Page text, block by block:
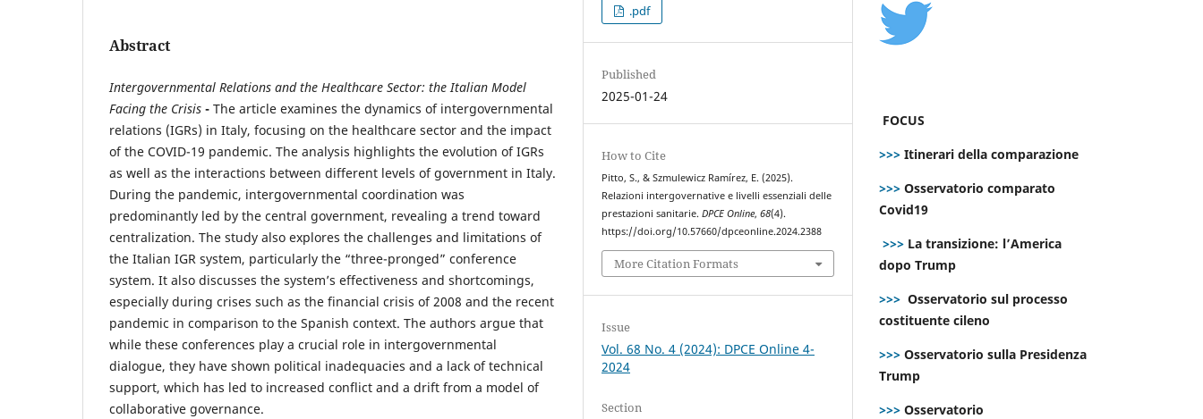
Abstract
Intergovernmental Relations and the Healthcare Sector: the Italian Model
Facing the Crisis - The article examines the dynamics of intergovernmental
relations (IGRs) in Italy, focusing on the healthcare sector and the impact
of the COVID-19 pandemic. The analysis highlights the evolution of IGRs
as well as the interactions between different levels of government in Italy.
During the pandemic, intergovernmental coordination was
predominantly led by the central government, revealing a trend toward
centralization. The study also explores the challenges and limitations of
the Italian IGR system, particularly the “three-pronged” conference
system. It also discusses the system’s effectiveness and shortcomings,
especially during crises such as the financial crisis of 2008 and the recent
pandemic in comparison to the Spanish context. The authors argue that
while these conferences play a crucial role in intergovernmental
dialogue, they have shown political inadequacies and a lack of technical
support, which has led to increased conflict and a drift from a model of
collaborative governance.
.pdf
Published
2025-01-24
How to Cite
Pitto, S., & Szmulewicz Ramírez, E. (2025).
Relazioni intergovernative e livelli essenziali delle
prestazioni sanitarie.DPCE Online,68(4).
https://doi.org/10.57660/dpceonline.2024.2388
More Citation Formats
Issue
Vol. 68 No. 4 (2024): DPCE Online 4-
2024
Section
FOCUS
>>> Itinerari della comparazione
>>> Osservatorio comparato
Covid19
>>> La transizione: l’America
dopo Trump
>>> Osservatorio sul processo
costituente cileno
>>> Osservatorio sulla Presidenza
Trump
>>> Osservatorio